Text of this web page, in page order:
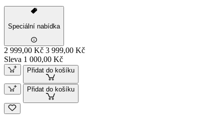
Speciální nabídka
2 999,00 Kč 3 999,00 Kč
Sleva 1 000,00 Kč
Přidat do košíku
Přidat do košíku